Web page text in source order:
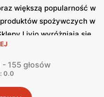
większą popularność w
spożywczych w
Livio wyróżniają się
ale także częstymi
szukających
Regularnie wydawane
aktualnych zniżkach i
- 155 głosów
0.0